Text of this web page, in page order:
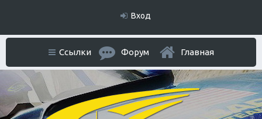
Вход
Ссылки Форум Главная